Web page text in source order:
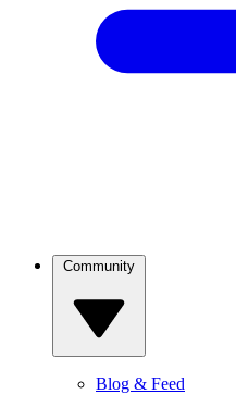
Community
Blog & Feed